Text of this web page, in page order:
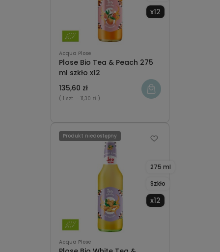
Acqua Plose
Plose Bio Tea & Peach 275
ml szkło x12
x12
135,60 zł
( 1 szt. = 11,30 zł )
Acqua Plose
275 ml
Szkło
x12
Produkt niedostępny